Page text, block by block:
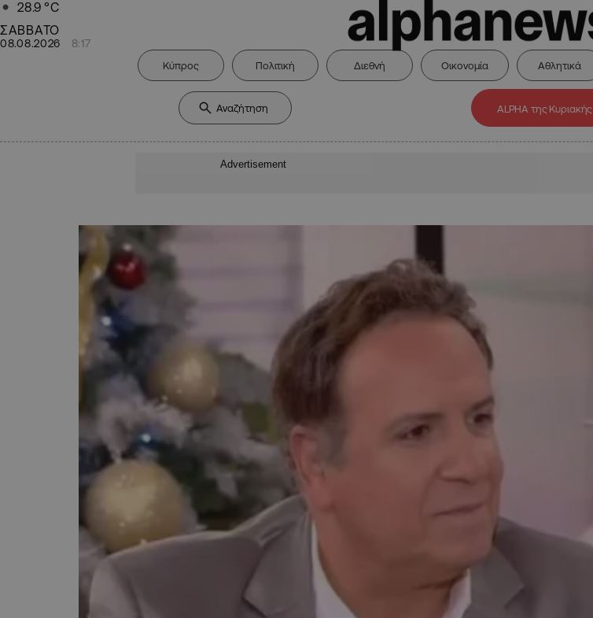
28.9 °C
ΣΑΒΒΑΤΟ
08.08.2026 8:17
Κύπρος Πολιτική Διεθνή Οικονομία Αθλητικά
ALPHA της Κυριακής
Advertisement